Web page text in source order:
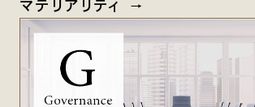
マテリアリティ